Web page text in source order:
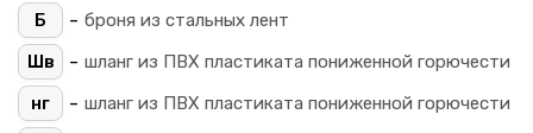
Б
- броня из стальных лент
Шв
- шланг из ПВХ пластиката пониженной горючести
нг
- шланг из ПВХ пластиката пониженной горючести